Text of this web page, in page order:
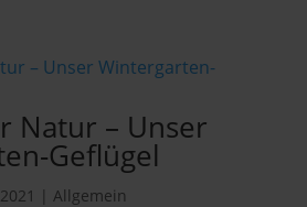
Natur – Unser
Geflügel
| Allgemein